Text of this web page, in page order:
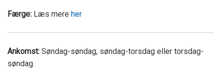
Færge: Læs mere her
Ankomst: Søndag-søndag, søndag-torsdag eller torsdag-
søndag.